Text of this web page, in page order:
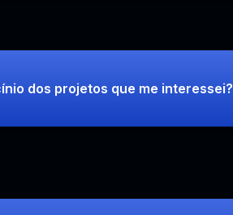
dos projetos que me interessei?